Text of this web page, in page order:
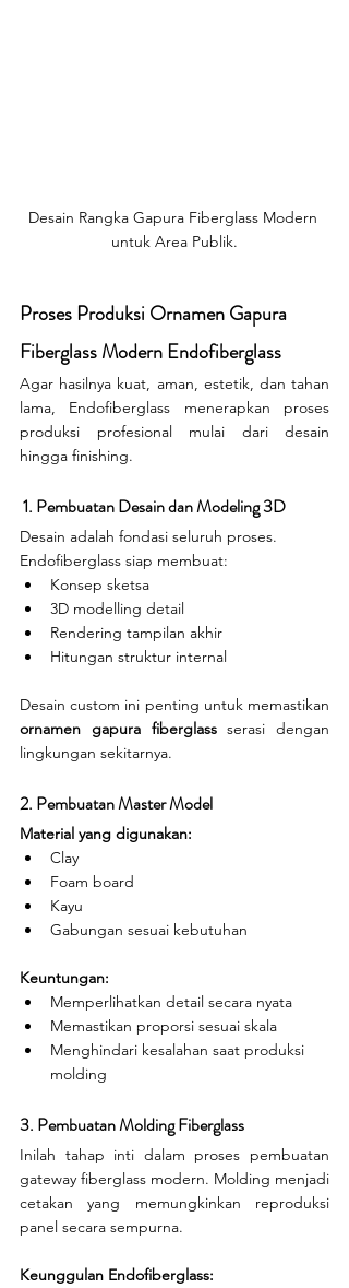
Desain Rangka Gapura Fiberglass Modern
untuk Area Publik.
Proses Produksi Ornamen Gapura
Fiberglass Modern Endofiberglass
Agar hasilnya kuat, aman, estetik, dan tahan
lama, Endofiberglass menerapkan proses
produksi profesional mulai dari desain
hingga finishing.
1. Pembuatan Desain dan Modeling 3D
Desain adalah fondasi seluruh proses.
Endofiberglass siap membuat:
Konsep sketsa
3D modelling detail
Rendering tampilan akhir
Hitungan struktur internal
ornamen gapura fiberglass serasi dengan
lingkungan sekitarnya.
2. Pembuatan Master Model
Material yang digunakan:
Clay
Foam board
Kayu
Gabungan sesuai kebutuhan
Keuntungan:
Memperlihatkan detail secara nyata
Memastikan proporsi sesuai skala
Menghindari kesalahan saat produksi
molding
3. Pembuatan Molding Fiberglass
Inilah tahap inti dalam proses pembuatan
gateway fiberglass modern. Molding menjadi
cetakan yang memungkinkan reproduksi
panel secara sempurna.
Keunggulan Endofiberglass: